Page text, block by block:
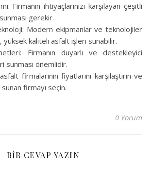
Firmanın ihtiyaçlarınızı karşılayan çeşitli
gerekir.
Modern ekipmanlar ve teknolojiler
yüksek kaliteli asfalt işleri sunabilir.
Firmanın duyarlı ve destekleyici
sunması önemlidir.
firmalarının fiyatlarını karşılaştırın ve
firmayı seçin.
0 Yorum
BIR CEVAP YAZIN